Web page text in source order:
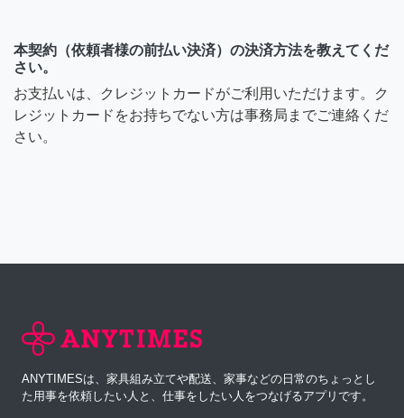
本契約（依頼者様の前払い決済）の決済方法を教えてくだ
さい。
お支払いは、クレジットカードがご利用いただけます。ク
レジットカードをお持ちでない方は事務局までご連絡くだ
さい。
ANYTIMESは、家具組み立てや配送、家事などの日常のちょっとし
た用事を依頼したい人と、仕事をしたい人をつなげるアプリです。